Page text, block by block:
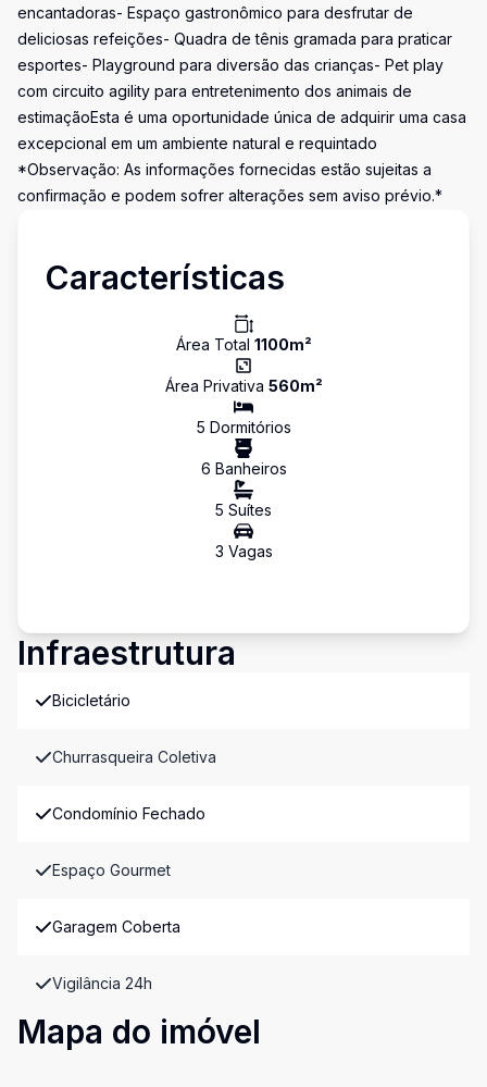
encantadoras- Espaço gastronômico para desfrutar de
deliciosas refeições- Quadra de tênis gramada para praticar
esportes- Playground para diversão das crianças- Pet play
com circuito agility para entretenimento dos animais de
estimaçãoEsta é uma oportunidade única de adquirir uma casa
excepcional em um ambiente natural e requintado
*Observação: As informações fornecidas estão sujeitas a
confirmação e podem sofrer alterações sem aviso prévio.*
Características
Área Total 1100m²
Área Privativa 560m²
5 Dormitórios
6 Banheiros
5 Suítes
3 Vagas
Infraestrutura
Bicicletário
Churrasqueira Coletiva
Condomínio Fechado
Espaço Gourmet
Garagem Coberta
Vigilância 24h
Mapa do imóvel